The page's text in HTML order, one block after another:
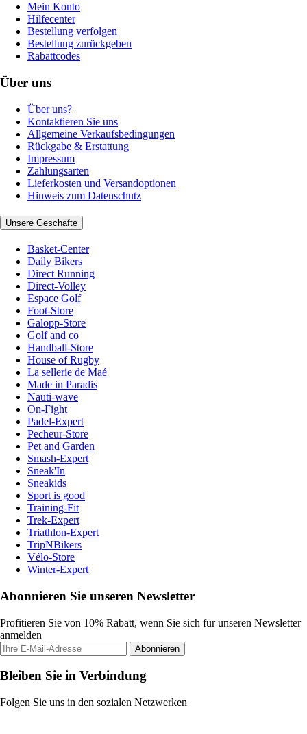
Mein Konto
Hilfecenter
Bestellung verfolgen
Bestellung zurückgeben
Rabattcodes
Über uns
Über uns?
Kontaktieren Sie uns
Allgemeine Verkaufsbedingungen
Rückgabe & Erstattung
Impressum
Zahlungsarten
Lieferkosten und Versandoptionen
Hinweis zum Datenschutz
Unsere Geschäfte
Basket-Center
Daily Bikers
Direct Running
Direct-Volley
Espace Golf
Foot-Store
Galopp-Store
Golf and co
Handball-Store
House of Rugby
La sellerie de Maé
Made in Paradis
Nauti-wave
On-Fight
Padel-Expert
Pecheur-Store
Pet and Garden
Smash-Expert
Sneak'In
Sneakids
Sport is good
Training-Fit
Trek-Expert
Triathlon-Expert
TripNBikers
Vélo-Store
Winter-Expert
Abonnieren Sie unseren Newsletter
Profitieren Sie von 10% Rabatt, wenn Sie sich für unseren Newsletter
anmelden
Abonnieren
Bleiben Sie in Verbindung
Folgen Sie uns in den sozialen Netzwerken